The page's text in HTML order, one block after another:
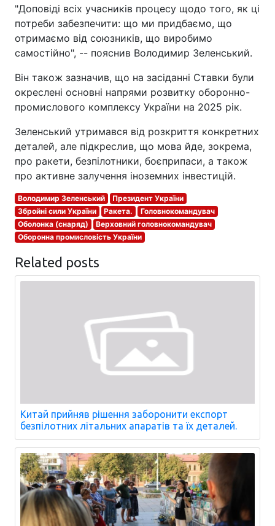
"Доповіді всіх учасників процесу щодо того, як ці
потреби забезпечити: що ми придбаємо, що
отримаємо від союзників, що виробимо
самостійно", -- пояснив Володимир Зеленський.
Він також зазначив, що на засіданні Ставки були
окреслені основні напрями розвитку оборонно-
промислового комплексу України на 2025 рік.
Зеленський утримався від розкриття конкретних
деталей, але підкреслив, що мова йде, зокрема,
про ракети, безпілотники, боєприпаси, а також
про активне залучення іноземних інвестицій.
Володимир Зеленський
Президент України
Збройні сили України
Ракета.
Головнокомандувач
Оболонка (снаряд)
Верховний головнокомандувач
Оборонна промисловість України
Related posts
Китай прийняв рішення заборонити експорт
безпілотних літальних апаратів та їх деталей.